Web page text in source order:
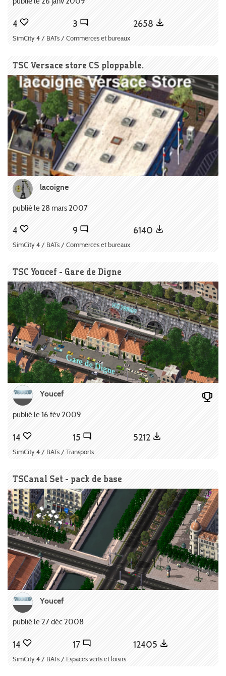
4 3 2658
SimCity 4 / BATs / Commerces et bureaux
TSC Versace store CS ploppable.
lacoigne
publié le 28 mars 2007
4 9 6140
SimCity 4 / BATs / Commerces et bureaux
TSC Youcef - Gare de Digne
Youcef
publié le 16 fév 2009
14 15 5212
SimCity 4 / BATs / Transports
TSCanal Set - pack de base
Youcef
publié le 27 déc 2008
14 17 12405
SimCity 4 / BATs / Espaces verts et loisirs